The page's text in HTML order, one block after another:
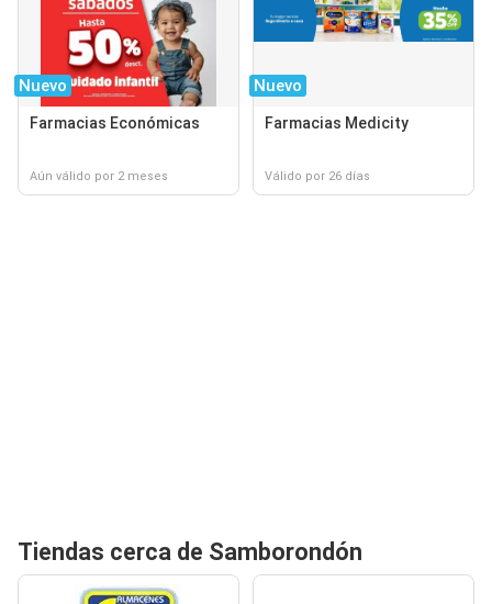
Nuevo
Farmacias Económicas
Aún válido por 2 meses
Nuevo
Farmacias Medicity
Válido por 26 días
Tiendas cerca de Samborondón